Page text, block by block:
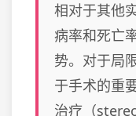
相对于其他
病率和死亡
势。对于局
于手术的重
治疗（